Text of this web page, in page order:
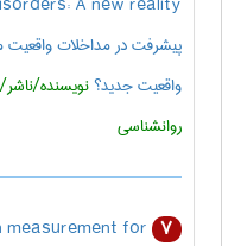
پیشرفت در مداخلات واقعیت
واقعیت جدید؟
روانشناسی
7
measurement for